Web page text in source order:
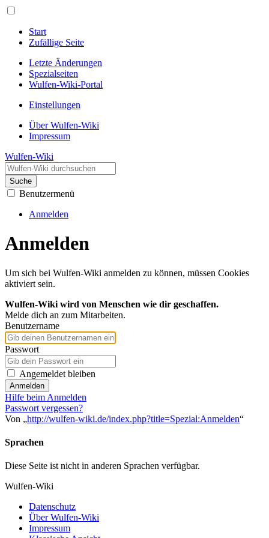
Start
Zufällige Seite
Letzte Änderungen
Spezialseiten
Wulfen-Wiki-Portal
Einstellungen
Über Wulfen-Wiki
Impressum
Wulfen-Wiki
Suche
Benutzermenü
Anmelden
Anmelden
Um sich bei Wulfen-Wiki anmelden zu können, müssen Cookies
aktiviert sein.
Wulfen-Wiki wird von Menschen wie dir geschaffen.
Melde dich an zum Mitarbeiten.
Benutzername
Passwort
Angemeldet bleiben
Anmelden
Hilfe beim Anmelden
Passwort vergessen?
Von „http://wulfen-wiki.de/index.php?title=Spezial:Anmelden“
Sprachen
Diese Seite ist nicht in anderen Sprachen verfügbar.
Wulfen-Wiki
Datenschutz
Über Wulfen-Wiki
Impressum